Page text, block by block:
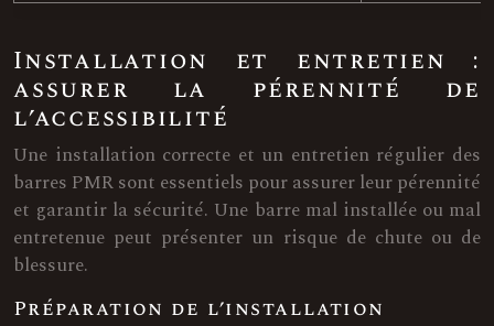
Installation et entretien :
assurer la pérennité de
l’accessibilité
Une installation correcte et un entretien régulier des
barres PMR sont essentiels pour assurer leur pérennité
et garantir la sécurité. Une barre mal installée ou mal
entretenue peut présenter un risque de chute ou de
blessure.
Préparation de l’installation